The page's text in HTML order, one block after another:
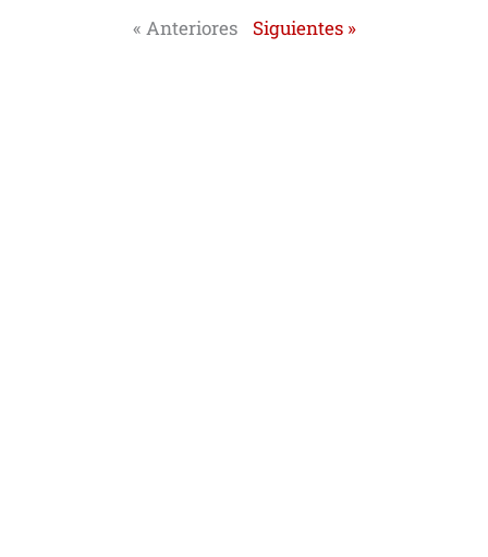
« Anteriores Siguientes »